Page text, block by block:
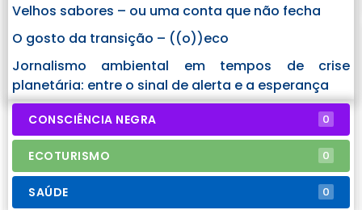
Velhos sabores – ou uma conta que não fecha
O gosto da transição – ((o))eco
Jornalismo ambiental em tempos de crise
planetária: entre o sinal de alerta e a esperança
CONSCIÊNCIA NEGRA 0
ECOTURISMO 0
SAÚDE 0